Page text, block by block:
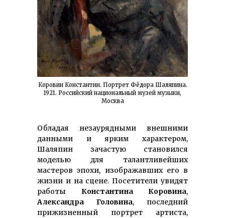
Коровин Константин. Портрет Фёдора Шаляпина.
1921. Российский национальный музей музыки,
Москва
Обладая незаурядными внешними
данными и ярким характером,
Шаляпин зачастую становился
моделью для талантливейших
мастеров эпохи, изображавших его в
жизни и на сцене. Посетители увидят
работы Константина Коровина,
Александра Головина, последний
прижизненный портрет артиста,